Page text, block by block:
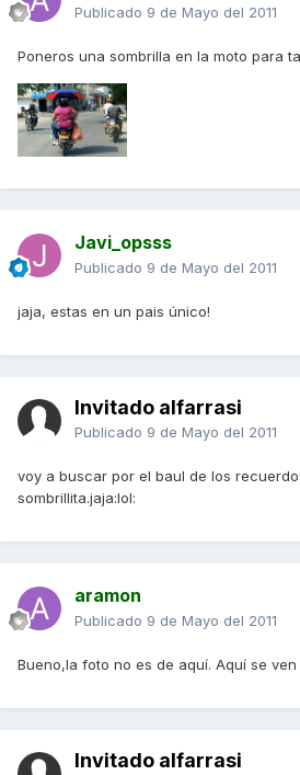
Publicado 9 de Mayo del 2011
Poneros una sombrilla en la moto para
Javi_opsss
Publicado 9 de Mayo del 2011
jaja, estas en un pais único!
Invitado alfarrasi
Publicado 9 de Mayo del 2011
voy a buscar por el baul de los
sombrillita.jaja:lol:
aramon
Publicado 9 de Mayo del 2011
Bueno,la foto no es de aquí. Aquí se
Invitado alfarrasi